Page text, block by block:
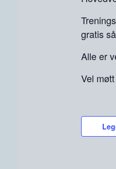
gratis
Alle er
Vel